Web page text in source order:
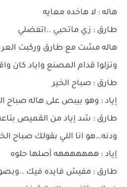
هاله : لا هاخده معايه
طارق : زي ماتحبي ..اتفضلي
هاله مشت مع طارق وركبت
ونزلوا قدام المصنع واياد كان
طارق : صباح الخير
إياد : وهو بيبص على هاله صباح
طارق : شد إياد من القميص
ودنه…هو انا اللي بقولك صباح
إياد : هههههههه أصلها حلوه
طارق : مفيش فايده فيك